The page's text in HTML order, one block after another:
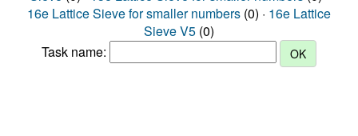
16e Lattice Sieve for smaller numbers (0) · 16e Lattice
Sieve V5 (0)
Task name: